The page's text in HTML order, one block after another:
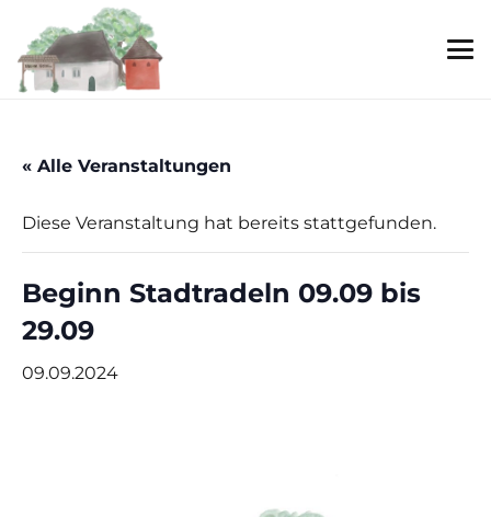
« Alle Veranstaltungen
Diese Veranstaltung hat bereits stattgefunden.
Beginn Stadtradeln 09.09 bis
29.09
09.09.2024